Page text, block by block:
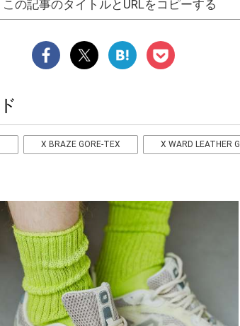
この記事のタイトルとURLをコピーする
X BRAZE GORE-TEX X WARD LEATHER